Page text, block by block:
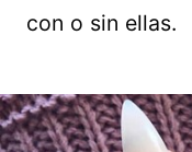
con o sin ellas.